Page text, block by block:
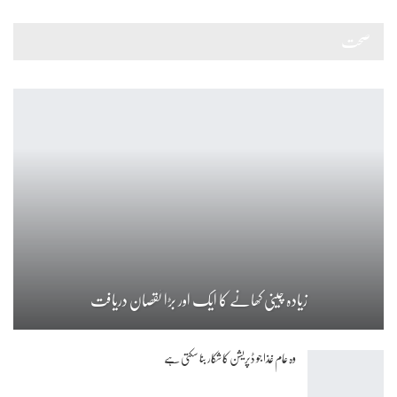
زیادہ چینی کھانے کا ایک اور بڑا نقصان دریافت
وہ عام غذا جو ڈپریشن کا شکار بنا سکتی ہے